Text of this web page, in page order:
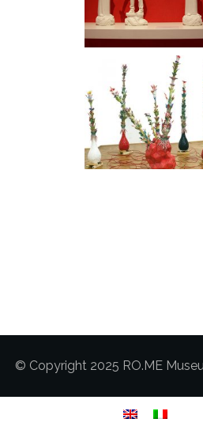
© Copyright 2025 RO.ME